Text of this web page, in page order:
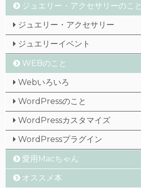
ジュエリー・アクセサリーのこと
ジュエリー・アクセサリー
ジュエリーイベント
WEBのこと
Webいろいろ
WordPressのこと
WordPressカスタマイズ
WordPressプラグイン
愛用Macちゃん
オススメ本